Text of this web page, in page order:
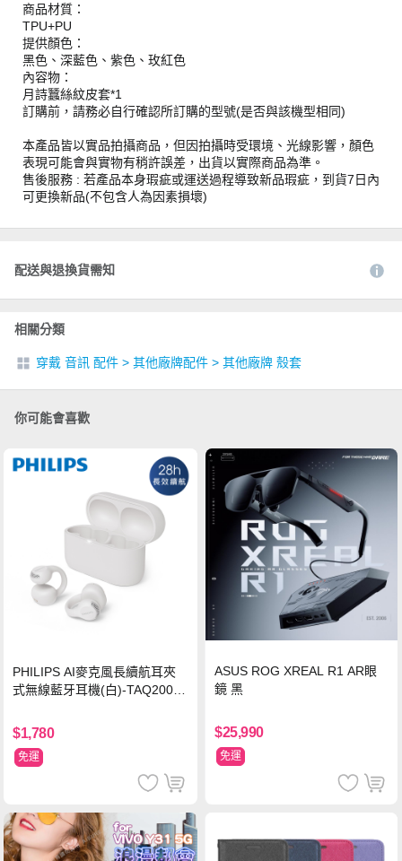
商品材質：
TPU+PU
提供顏色：
黑色、深藍色、紫色、玫紅色
內容物：
月詩蠶絲紋皮套*1
訂購前，請務必自行確認所訂購的型號(是否與該機型相同)
本產品皆以實品拍攝商品，但因拍攝時受環境、光線影響，顏色
表現可能會與實物有稍許誤差，出貨以實際商品為準。
售後服務 : 若產品本身瑕疵或運送過程導致新品瑕疵，到貨7日內
可更換新品(不包含人為因素損壞)
配送與退換貨需知
相關分類
穿戴 音訊 配件 > 其他廠牌配件 > 其他廠牌 殼套
你可能會喜歡
PHILIPS AI麥克風長續航耳夾
式無線藍牙耳機(白)-TAQ2000
$1,780
免運
ASUS ROG XREAL R1 AR眼
鏡 黑
$25,990
免運